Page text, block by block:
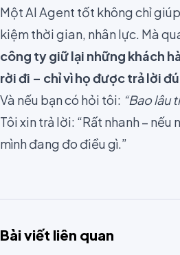
Một AI Agent tốt không chỉ
kiệm thời gian, nhân lực. Mà
công ty giữ lại những khách
rời đi – chỉ vì họ được trả lời
Và nếu bạn có hỏi tôi: “Bao lâu
Tôi xin trả lời: “Rất nhanh –
mình đang đo điều gì.”
Bài viết liên quan